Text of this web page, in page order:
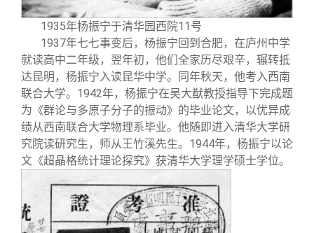
1935年杨振宁于清华园西院11号
1937年七七事变后，杨振宁回到合肥，在庐州中学
就读高中二年级，翌年初，他们全家历尽艰辛，辗转抵
达昆明，杨振宁入读昆华中学。同年秋天，他考入西南
联合大学。1942年，杨振宁在吴大猷教授指导下完成题
为《群论与多原子分子的振动》的毕业论文，以优异成
绩从西南联合大学物理系毕业。他随即进入清华大学研
究院读研究生，师从王竹溪先生。1944年，杨振宁以论
文《超晶格统计理论探究》获清华大学理学硕士学位。